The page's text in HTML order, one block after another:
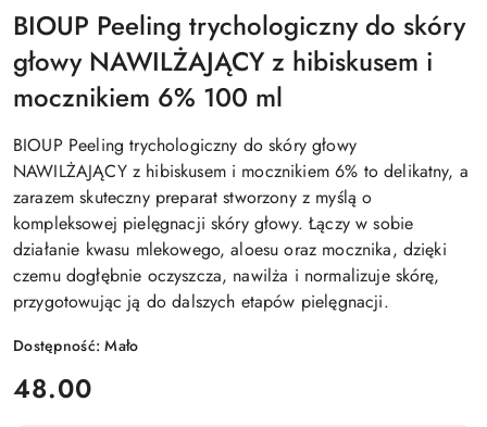
BIOUP Peeling trychologiczny do skóry
głowy NAWILŻAJĄCY z hibiskusem i
mocznikiem 6% 100 ml
BIOUP Peeling trychologiczny do skóry głowy
NAWILŻAJĄCY z hibiskusem i mocznikiem 6% to delikatny, a
zarazem skuteczny preparat stworzony z myślą o
kompleksowej pielęgnacji skóry głowy. Łączy w sobie
działanie kwasu mlekowego, aloesu oraz mocznika, dzięki
czemu dogłębnie oczyszcza, nawilża i normalizuje skórę,
przygotowując ją do dalszych etapów pielęgnacji.
Dostępność:Mało
cena:
48.00